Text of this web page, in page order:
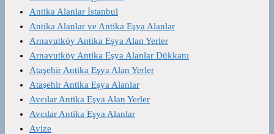
Antika Alanlar İstanbul
Antika Alanlar ve Antika Eşya Alanlar
Arnavutköy Antika Eşya Alan Yerler
Arnavutköy Antika Eşya Alanlar Dükkanı
Ataşehir Antika Eşya Alan Yerler
Ataşehir Antika Eşya Alanlar
Avcılar Antika Eşya Alan Yerler
Avcılar Antika Eşya Alanlar
Avize